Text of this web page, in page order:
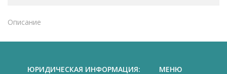
Описание
ЮРИДИЧЕСКАЯ ИНФОРМАЦИЯ: МЕНЮ